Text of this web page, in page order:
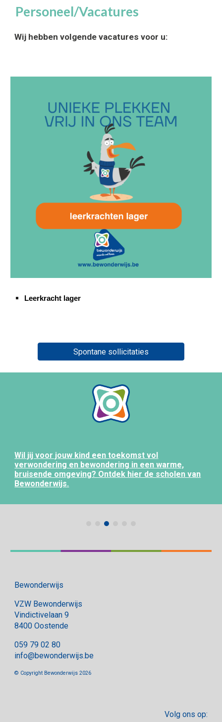
Personeel/Vacatures
Wij hebben volgende vacatures voor u:
Leerkracht lager
Spontane sollicitaties
Wil jij voor jouw kind een toekomst vol
verwondering en bewondering in een warme,
bruisende omgeving? Ontdek hier de scholen van
Bewonderwijs.
Bewonderwijs
VZW Bewonderwijs
Vindictivelaan 9
8400 Oostende
059 79 02 80
info@bewonderwijs.be
© Copyright Bewonderwijs 2026
Volg ons op: